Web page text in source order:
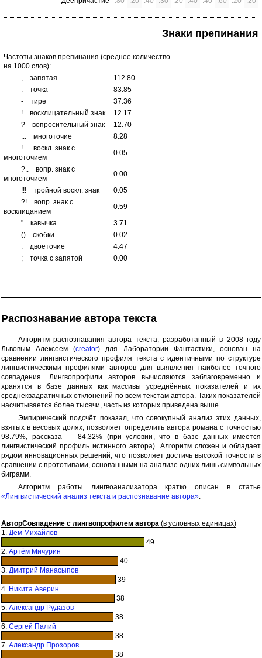
Знаки препинания
Частоты знаков препинания (среднее количество
на 1000 слов):
,
запятая
112.80
.
точка
83.85
-
тире
37.36
!
восклицательный знак
12.17
?
вопросительный знак
12.70
...
многоточие
8.28
!..
воскл. знак с
многоточием
0.05
?..
вопр. знак с
многоточием
0.00
!!!
тройной воскл. знак
0.05
?!
вопр. знак с
восклицанием
0.59
"
кавычка
3.71
()
скобки
0.02
:
двоеточие
4.47
;
точка с запятой 0.00
Распознавание автора текста
Алгоритм распознавания автора текста, разработанный в 2008 году
Львовым Алексеем (creator) для Лаборатории Фантастики, основан на
сравнении лингвистического профиля текста с идентичными по структуре
лингвистическими профилями авторов для выявления наиболее точного
совпадения. Лингвопрофили авторов вычисляются заблаговременно и
хранятся в базе данных как массивы усреднённых показателей и их
среднеквадратичных отклонений по всем текстам автора. Таких показателей
насчитывается более тысячи, часть из которых приведена выше.
Эмпирический подсчёт показал, что совокупный анализ этих данных,
взятых в весовых долях, позволяет определить автора романа с точностью
98.79%, рассказа — 84.32% (при условии, что в базе данных имеется
лингвистический профиль истинного автора). Алгоритм сложен и обладает
рядом инновационных решений, что позволяет достичь высокой точности в
сравнении с прототипами, основанными на анализе одних лишь символьных
биграмм.
Алгоритм работы лингвоанализатора кратко описан в статье
«Лингвистический анализ текста и распознавание автора».
АвторСовпадение с лингвопрофилем автора (в условных единицах)
1. Дем Михайлов
49
2. Артём Мичурин
40
3. Дмитрий Манасыпов
39
4. Никита Аверин
38
5. Александр Рудазов
38
6. Сергей Палий
38
7. Александр Прозоров
38